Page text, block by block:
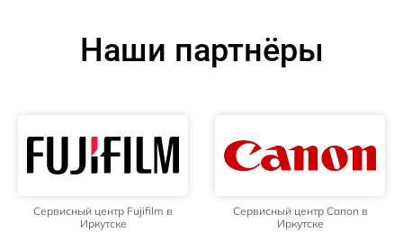
Наши партнёры
Сервисный центр Fujifilm в
Иркутске
Сервисный центр Canon в
Иркутске